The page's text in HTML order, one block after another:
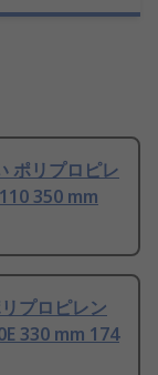
ポリプロピレ
350 mm
プロピレン
330 mm 174